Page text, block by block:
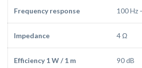
Frequency response 100 Hz
Impedance 4 Ω
Efficiency 1 W / 1 m 90 dB